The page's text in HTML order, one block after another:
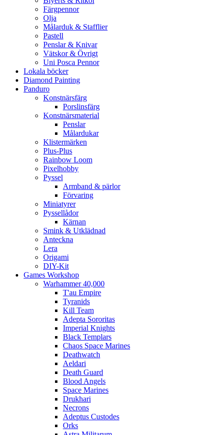
Färgpennor
Olja
Målarduk & Stafflier
Pastell
Penslar & Knivar
Vätskor & Övrigt
Uni Posca Pennor
Lokala böcker
Diamond Painting
Panduro
Konstnärsfärg
Porslinsfärg
Konstnärsmaterial
Penslar
Målardukar
Klistermärken
Plus-Plus
Rainbow Loom
Pixelhobby
Pyssel
Armband & pärlor
Förvaring
Miniatyrer
Pyssellådor
Kärnan
Smink & Utklädnad
Anteckna
Lera
Origami
DIY-Kit
Games Workshop
Warhammer 40,000
T'au Empire
Tyranids
Kill Team
Adepta Sororitas
Imperial Knights
Black Templars
Chaos Space Marines
Deathwatch
Aeldari
Death Guard
Blood Angels
Space Marines
Drukhari
Necrons
Adeptus Custodes
Orks